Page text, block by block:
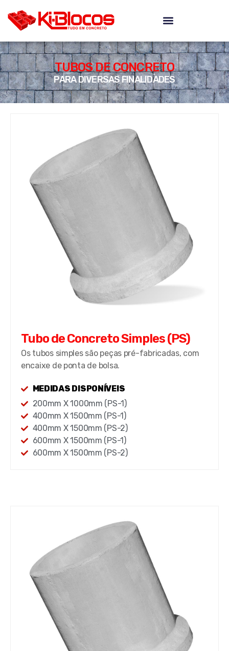
TUBOS DE CONCRETO
PARA DIVERSAS FINALIDADES
Tubo de Concreto Simples (PS)
Os tubos simples são peças pré-fabricadas, com
encaixe de ponta de bolsa.
MEDIDAS DISPONÍVEIS
200mm X 1000mm (PS-1)
400mm X 1500mm (PS-1)
400mm X 1500mm (PS-2)
600mm X 1500mm (PS-1)
600mm X 1500mm (PS-2)